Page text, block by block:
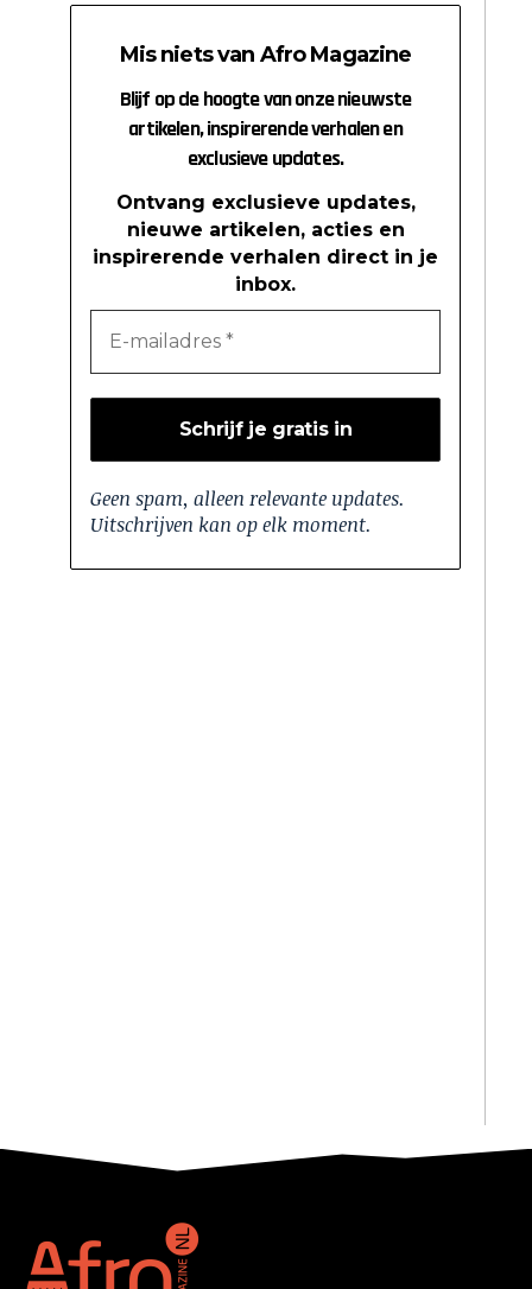
Mis niets van Afro Magazine
Blijf op de hoogte van onze nieuwste
artikelen, inspirerende verhalen en
exclusieve updates.
Ontvang exclusieve updates,
nieuwe artikelen, acties en
inspirerende verhalen direct in je
inbox.
Geen spam, alleen relevante updates.
Uitschrijven kan op elk moment.